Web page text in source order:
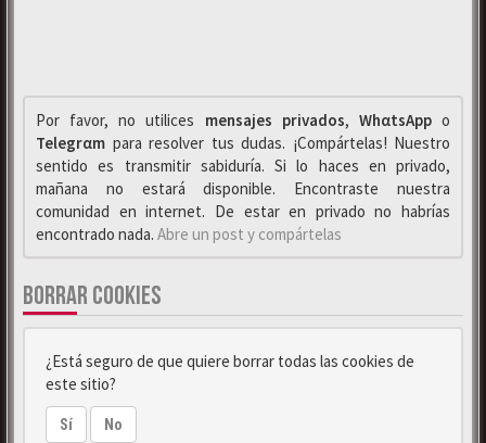
Por favor, no utilices mensajes privados, WhαtsAppo
Telegrαm para resolver tus dudas. ¡Compártelas! Nuestro
sentido es transmitir sabiduría. Si lo haces en privado,
mañana no estará disponible. Encontraste nuestra
comunidad en internet. De estar en privado no habrías
encontrado nada. Abre un post y compártelas
BORRAR COOKIES
¿Está seguro de que quiere borrar todas las cookies de
este sitio?
Sí No